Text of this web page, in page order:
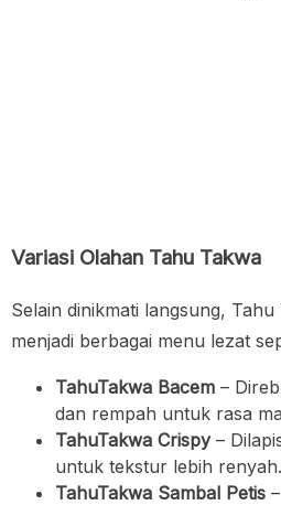
Variasi Olahan Tahu Takwa
Selain dinikmati langsung,
menjadi berbagai menu lezat
TahuTakwa Bacem –
dan rempah untuk rasa
TahuTakwa Crispy–
untuk tekstur lebih renyah.
TahuTakwa Sambal Petis